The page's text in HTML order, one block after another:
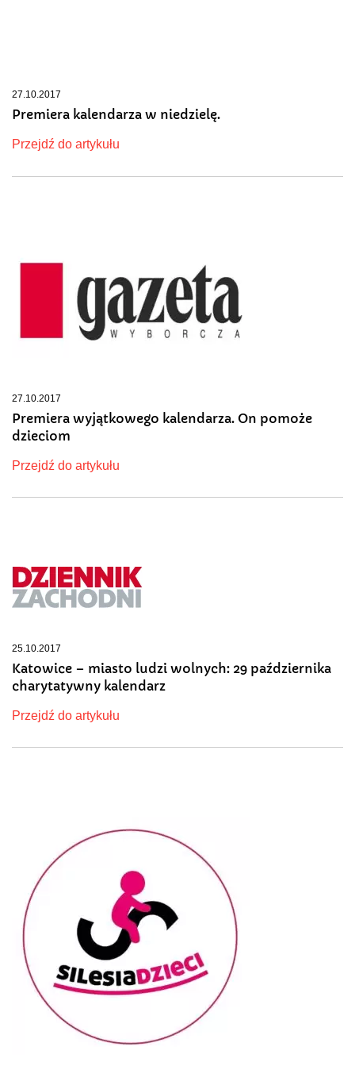
27.10.2017
Premiera kalendarza w niedzielę.
Przejdź do artykułu
27.10.2017
Premiera wyjątkowego kalendarza. On pomoże
dzieciom
Przejdź do artykułu
25.10.2017
Katowice – miasto ludzi wolnych: 29 października
charytatywny kalendarz
Przejdź do artykułu